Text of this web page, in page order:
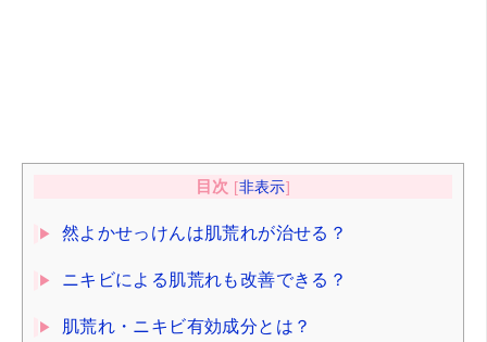
目次 [非表示]
然よかせっけんは肌荒れが治せる？
ニキビによる肌荒れも改善できる？
肌荒れ・ニキビ有効成分とは？